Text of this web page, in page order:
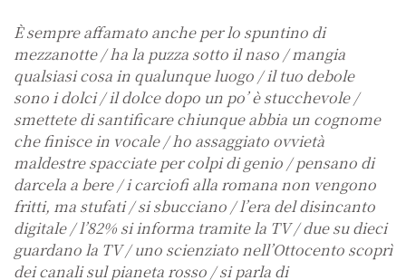
È sempre affamato anche per lo spuntino di
mezzanotte / ha la puzza sotto il naso / mangia
qualsiasi cosa in qualunque luogo / il tuo debole
sono i dolci / il dolce dopo un po’ è stucchevole /
smettete di santificare chiunque abbia un cognome
che finisce in vocale / ho assaggiato ovvietà
maldestre spacciate per colpi di genio / pensano di
darcela a bere / i carciofi alla romana non vengono
fritti, ma stufati / si sbucciano / l’era del disincanto
digitale / l’82% si informa tramite la TV / due su dieci
guardano la TV / uno scienziato nell’Ottocento scoprì
dei canali sul pianeta rosso / si parla di